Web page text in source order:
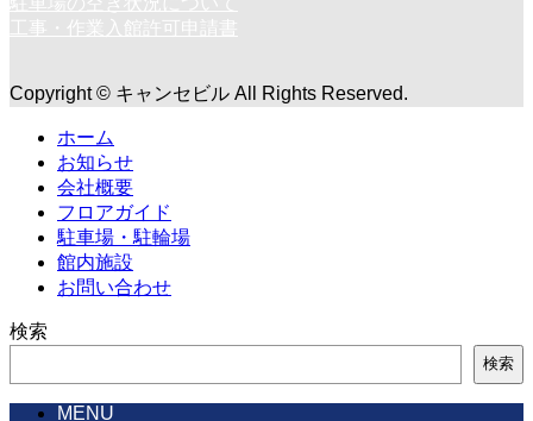
工事・作業入館許可申請書
Copyright © キャンセビル All Rights Reserved.
ホーム
お知らせ
会社概要
フロアガイド
駐車場・駐輪場
館内施設
お問い合わせ
検索
検索
MENU